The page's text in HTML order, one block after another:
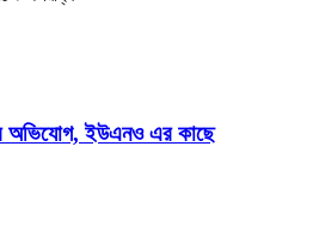
অভিযোগ, ইউএনও এর কাছে